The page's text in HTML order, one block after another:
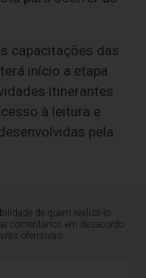
capacitações das
início a etapa
itinerantes
à leitura e
pela
de quem realizá-lo.
comentários em desacordo
ofensivas.